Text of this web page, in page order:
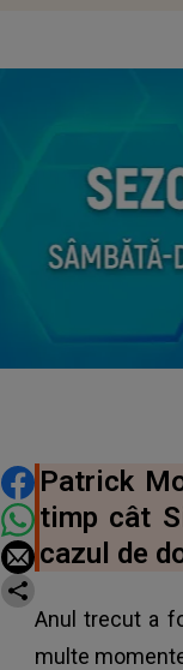
DISTRIBUIE
Patrick
timp cât
cazul de
Anul trecut a
multe